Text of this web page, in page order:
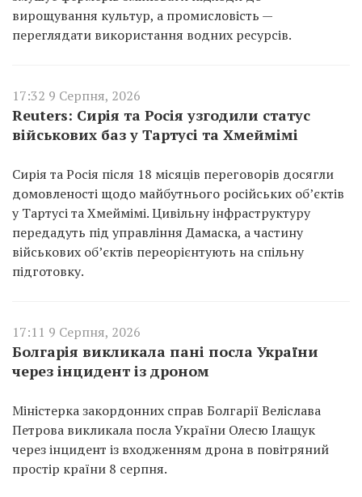
вирощування культур, а промисловість —
переглядати використання водних ресурсів.
17:32 9 Серпня, 2026
Reuters: Сирія та Росія узгодили статус
військових баз у Тартусі та Хмеймімі
Сирія та Росія після 18 місяців переговорів досягли
домовленості щодо майбутнього російських об’єктів
у Тартусі та Хмеймімі. Цивільну інфраструктуру
передадуть під управління Дамаска, а частину
військових об’єктів переорієнтують на спільну
підготовку.
17:11 9 Серпня, 2026
Болгарія викликала пані посла України
через інцидент із дроном
Міністерка закордонних справ Болгарії Веліслава
Петрова викликала посла України Олесю Ілащук
через інцидент із входженням дрона в повітряний
простір країни 8 серпня.